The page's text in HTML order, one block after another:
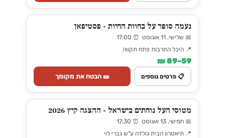
נעמה סופר על בחוות החיות - פסטיפאן
📅 שלישי, 11 אוגוסט ⏰ 17:00
📍 היכל התרבות פתח תקווה
59–89 ₪
📋 פרטים נוספים 🎫 הבטח את מקומך
מטוסי העל נוחתים בישראל - ההצגה קיץ 2026
📅 חמישי, 13 אוגוסט ⏰ 17:30
📍 תיאטרון הבית גולדה ע"ש גברי לוי